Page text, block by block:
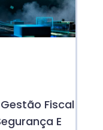
Fiscal
E